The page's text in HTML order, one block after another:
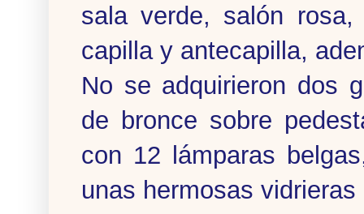
sala verde, salón
capilla y antecapilla,
No se adquirieron dos
de bronce sobre
con 12 lámparas
unas hermosas